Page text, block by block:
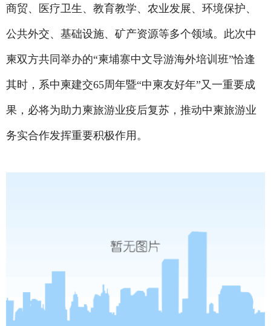
商贸、医疗卫生、教育教学、农业发展、环境保护、
公共外交、基础设施、矿产资源等多个领域。此次中
柬双方共同举办的“柬埔寨中文导游海外培训班”恰逢
其时，系中柬建交65周年暨“中柬友好年”又一重要成
果，必将为助力柬旅游业疫后复苏，推动中柬旅游业
务实合作发挥重要积极作用。